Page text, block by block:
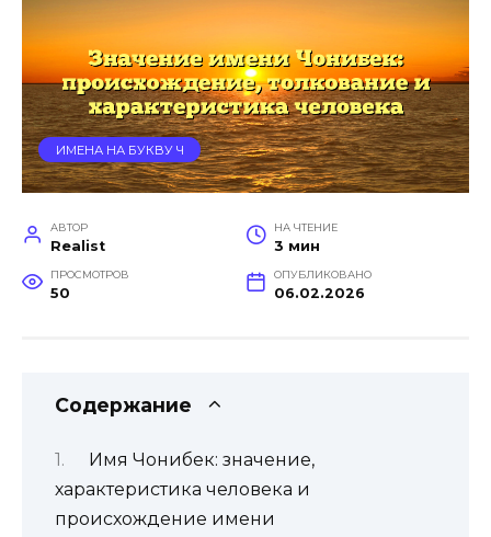
ИМЕНА НА БУКВУ Ч
АВТОР
Realist
НА ЧТЕНИЕ
3 мин
ПРОСМОТРОВ
50
ОПУБЛИКОВАНО
06.02.2026
Содержание
Имя Чонибек: значение,
характеристика человека и
происхождение имени